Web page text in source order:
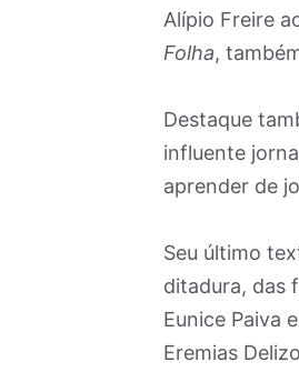
Alípio Freire
Folha,
Destaque
influente
aprender de
Seu último
ditadura, das
Eunice Paiva
Eremias